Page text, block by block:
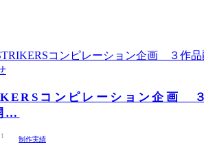
コンピレーション企画
…
制作実績